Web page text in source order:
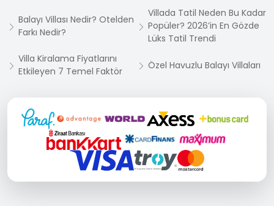
Balayı Villası Nedir? Otelden
Farkı Nedir?
Villada Tatil Neden Bu Kadar
Popüler? 2026’in En Gözde
Lüks Tatil Trendi
Villa Kiralama Fiyatlarını
Etkileyen 7 Temel Faktör
Özel Havuzlu Balayı Villaları